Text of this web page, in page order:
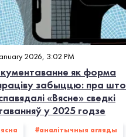
2026, 3:02 PM
як форма
забыццю: пра што
«Вясне» сведкі
у 2025 годзе
#аналітычныя агляды